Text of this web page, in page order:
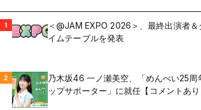
1
＜@JAM EXPO 2026＞、最終出演者＆
イムテーブルを発表
2
乃木坂46 一ノ瀬美空、「めんべい25周
ップサポーター」に就任【コメントあ